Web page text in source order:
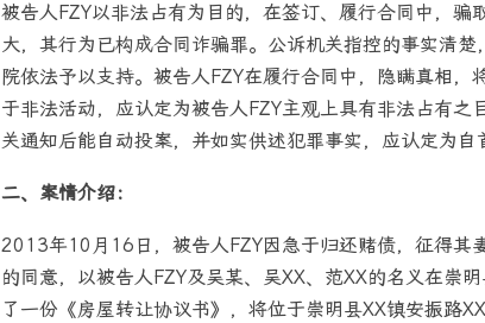
被告人FZY以非法占有为目的，在签订、履行合同中，骗
大，其行为已构成合同诈骗罪。公诉机关指控的事实清
院依法予以支持。被告人FZY在履行合同中，隐瞒真相，
于非法活动，应认定为被告人FZY主观上具有非法占有之
关通知后能自动投案，并如实供述犯罪事实，应认定为自
二、案情介绍：
2013年10月16日，被告人FZY因急于归还赌债，征得其
的同意，以被告人FZY及吴某、吴XX、范XX的名义在崇
了一份《房屋转让协议书》，将位于崇明县XX镇安振路